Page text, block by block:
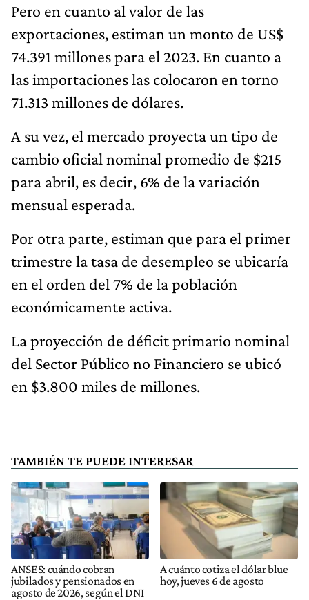
Pero en cuanto al valor de las
exportaciones, estiman un monto de US$
74.391 millones para el 2023. En cuanto a
las importaciones las colocaron en torno
71.313 millones de dólares.
A su vez, el mercado proyecta un tipo de
cambio oficial nominal promedio de $215
para abril, es decir, 6% de la variación
mensual esperada.
Por otra parte, estiman que para el primer
trimestre la tasa de desempleo se ubicaría
en el orden del 7% de la población
económicamente activa.
La proyección de déficit primario nominal
del Sector Público no Financiero se ubicó
en $3.800 miles de millones.
TAMBIÉN TE PUEDE INTERESAR
ANSES: cuándo cobran
jubilados y pensionados en
agosto de 2026, según el DNI
A cuánto cotiza el dólar blue
hoy, jueves 6 de agosto